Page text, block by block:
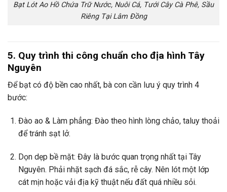
Bạt Lót Ao Hồ Chứa Trữ Nước, Nuôi Cá, Tưới Cây Cà Phê, Sầu
Riêng Tại Lâm Đồng
5. Quy trình thi công chuẩn cho địa hình Tây
Nguyên
Để bạt có độ bền cao nhất, bà con cần lưu ý quy trình 4
bước:
Đào ao & Làm phẳng: Đào theo hình lòng chảo, taluy thoải
để tránh sạt lở.
Dọn dẹp bề mặt: Đây là bước quan trọng nhất tại Tây
Nguyên. Phải nhặt sạch đá sắc, rễ cây. Nên lót một lớp
cát mịn hoặc vải địa kỹ thuật nếu đất quá nhiều sỏi.